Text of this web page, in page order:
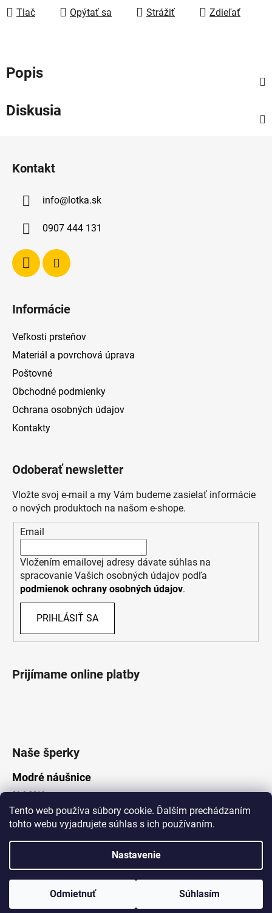
Tento web používa súbory cookie. Ďalším prechádzaním
tohto webu vyjadrujete súhlas s ich používaním.
Nastavenie
Odmietnuť Súhlasím
www.Lotka.sk - najkrajšie šperky za dobré ceny. Pri nákupe nad 50€
poštovné zdarma. Nakupujte s dôverou - naša spoločnosť je s
Tlač Opýtať sa Strážiť Zdieľať
Popis
Diskusia
Kontakt
info@lotka.sk
0907 444 131
Informácie
Veľkosti prsteňov
Materiál a povrchová úprava
Poštovné
Obchodné podmienky
Ochrana osobných údajov
Kontakty
Odoberať newsletter
Vložte svoj e-mail a my Vám budeme zasielať informácie
o nových produktoch na našom e-shope.
Email
Vložením emailovej adresy dávate súhlas na
spracovanie Vašich osobných údajov podľa
podmienok ochrany osobných údajov.
PRIHLÁSIŤ SA
Prijímame online platby
Naše šperky
Modré náušnice
21.8.2019
Vytvoril Shoptet
Lotka.sk. Všetky práva vyhradené.
Upraviť nastavenie cookies